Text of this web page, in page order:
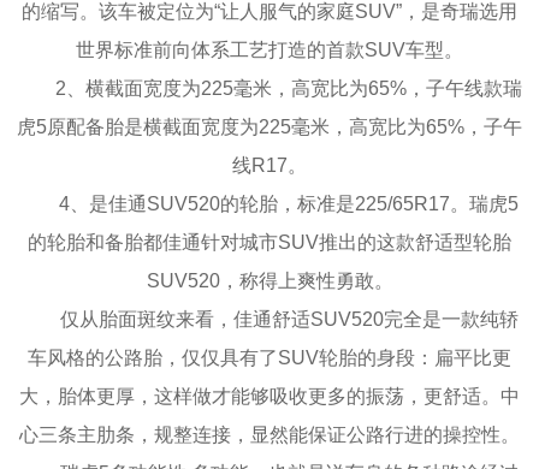
的缩写。该车被定位为“让人服气的家庭SUV”，是奇瑞选用
世界标准前向体系工艺打造的首款SUV车型。
2、横截面宽度为225毫米，高宽比为65%，子午线款瑞
虎5原配备胎是横截面宽度为225毫米，高宽比为65%，子午
线R17。
4、是佳通SUV520的轮胎，标准是225/65R17。瑞虎5
的轮胎和备胎都佳通针对城市SUV推出的这款舒适型轮胎
SUV520，称得上爽性勇敢。
仅从胎面斑纹来看，佳通舒适SUV520完全是一款纯轿
车风格的公路胎，仅仅具有了SUV轮胎的身段：扁平比更
大，胎体更厚，这样做才能够吸收更多的振荡，更舒适。中
心三条主肋条，规整连接，显然能保证公路行进的操控性。